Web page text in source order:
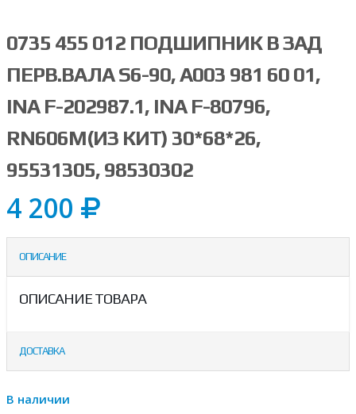
0735 455 012 ПОДШИПНИК В ЗАД
ПЕРВ.ВАЛА S6-90, A003 981 60 01,
INA F-202987.1, INA F-80796,
RN606M(ИЗ КИТ) 30*68*26,
95531305, 98530302
4 200
ОПИСАНИЕ
ОПИСАНИЕ ТОВАРА
ДОСТАВКА
В наличии